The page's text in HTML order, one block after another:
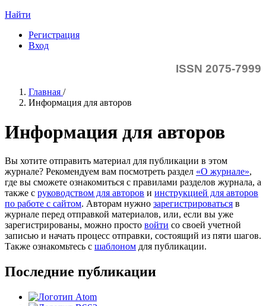
Найти
Регистрация
Вход
ISSN 2075-7999
Главная /
Информация для авторов
Информация для авторов
Вы хотите отправить материал для публикации в этом
журнале? Рекомендуем вам посмотреть раздел «О журнале»,
где вы сможете ознакомиться с правилами разделов журнала, а
также с руководством для авторов и инструкцией для авторов
по работе с сайтом. Авторам нужно зарегистрироваться в
журнале перед отправкой материалов, или, если вы уже
зарегистрированы, можно просто войти со своей учетной
записью и начать процесс отправки, состоящий из пяти шагов.
Также ознакомьтесь с шаблоном для публикации.
Последние публикации